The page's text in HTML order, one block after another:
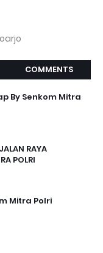
COMMENTS
By Senkom Mitra
RAYA
POLRI
Mitra Polri